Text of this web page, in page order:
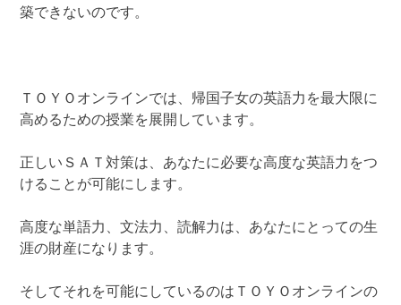
築できないのです。
ＴＯＹＯオンラインでは、帰国子女の英語力を最大限に
高めるための授業を展開しています。
正しいＳＡＴ対策は、あなたに必要な高度な英語力をつ
けることが可能にします。
高度な単語力、文法力、読解力は、あなたにとっての生
涯の財産になります。
そしてそれを可能にしているのはＴＯＹＯオンラインの